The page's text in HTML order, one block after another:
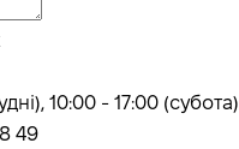
10:00 - 17:00 (субота)
49